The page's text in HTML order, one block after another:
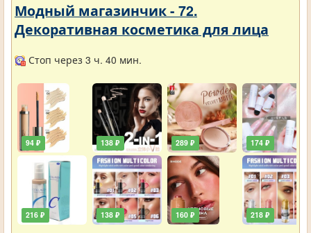
Модный магазинчик - 72.
Декоративная косметика для лица
Стоп через 3 ч. 40 мин.
94 ₽
216 ₽
138 ₽
138 ₽
289 ₽
160 ₽
174 ₽
218 ₽